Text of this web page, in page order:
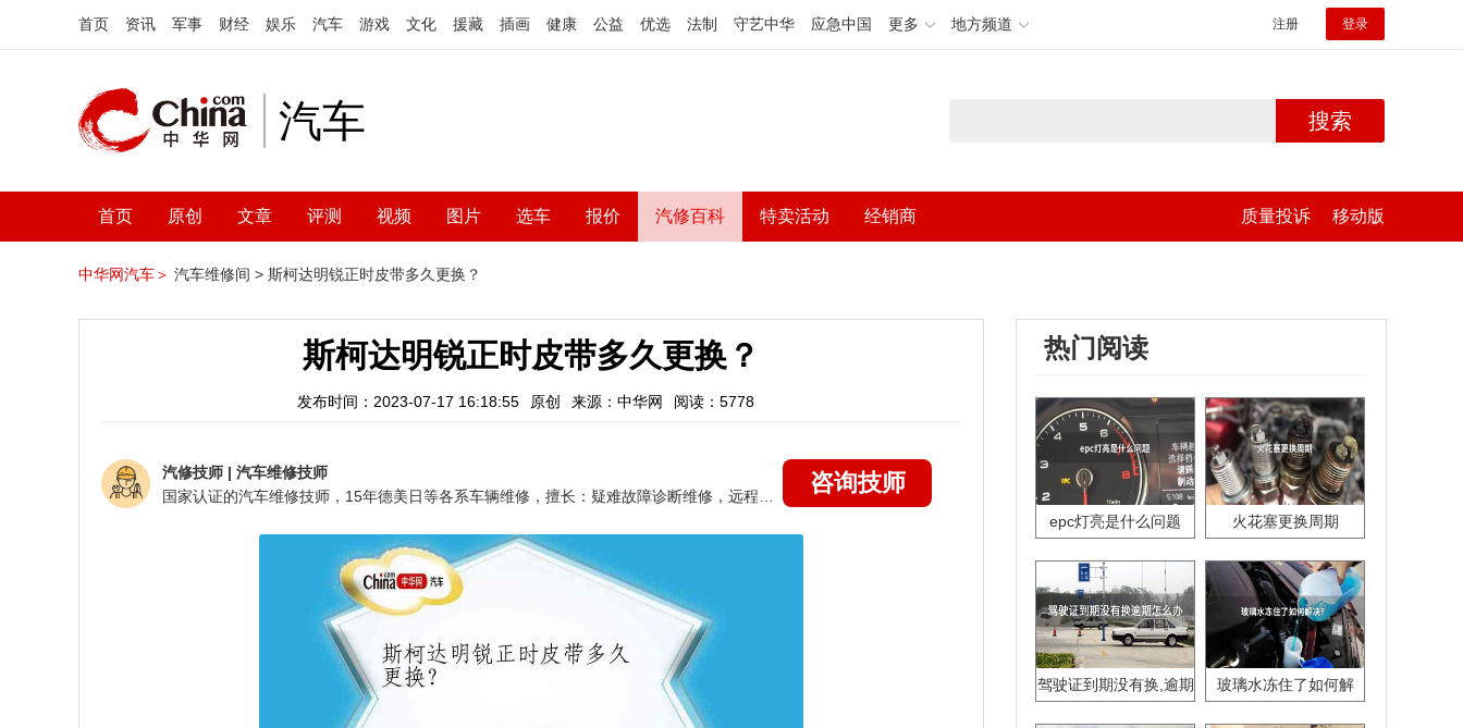
首页 资讯 军事 财经 娱乐 汽车 游戏 文化 援藏 插画 健康 公益 优选 法制 守艺中华 应急中国 更多 地方频道 注册 登录
汽车 搜索
首页 原创 文章 评测 视频 图片 选车 报价 汽修百科 特卖活动 经销商 质量投诉 移动版
中华网汽车＞ 汽车维修间 > 斯柯达明锐正时皮带多久更换？
斯柯达明锐正时皮带多久更换？
发布时间：2023-07-17 16:18:55 原创 来源：中华网 阅读：5778
汽修技师 | 汽车维修技师
咨询技师
热门阅读
epc灯亮是什么问题 火花塞更换周期
驾驶证到期没有换,逾期
玻璃水冻住了如何解